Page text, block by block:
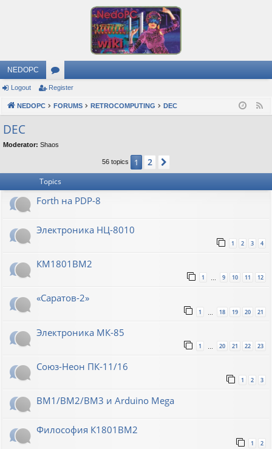
NEDOPC
or
u
s
Logout Register
NEDOPC FORUMS RETROCOMPUTING DEC
DEC
Moderator: Shaos
56 topics 1 2
Topics
Forth на PDP-8
Электроника НЦ-8010
1 2 3 4
КМ1801ВМ2
1 … 9 10 11 12
«Саратов-2»
1 18 19 20 21
Электроника МК-85
1 20 21 22 23
Союз-Неон ПК-11/16
1 2 3
ВМ1/ВМ2/ВМ3 и Arduino Mega
Философия К1801ВМ2
1 2